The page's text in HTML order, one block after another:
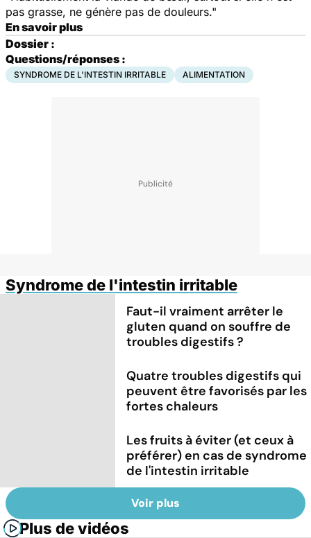
pas grasse, ne génère pas de douleurs."
En savoir plus
Dossier :
Questions/réponses :
SYNDROME DE L'INTESTIN IRRITABLE ALIMENTATION
Syndrome de l'intestin irritable
Faut-il vraiment arrêter le
gluten quand on souffre de
troubles digestifs ?
Quatre troubles digestifs qui
peuvent être favorisés par les
fortes chaleurs
Les fruits à éviter (et ceux à
préférer) en cas de syndrome
de l'intestin irritable
Voir plus
Plus de vidéos